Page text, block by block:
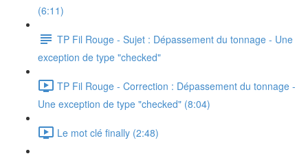
(6:11)
TP Fil Rouge - Sujet : Dépassement du tonnage - Une
exception de type "checked"
TP Fil Rouge - Correction : Dépassement du tonnage -
Une exception de type "checked" (8:04)
Le mot clé finally (2:48)